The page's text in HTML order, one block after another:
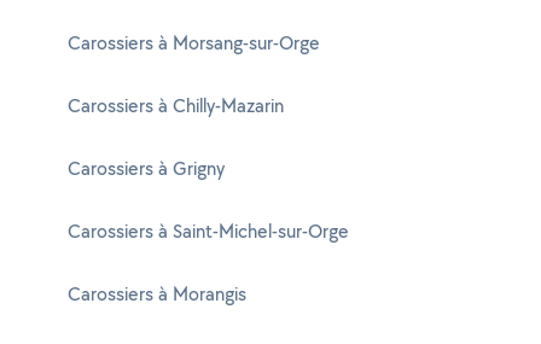
Carossiers à Morsang-sur-Orge
Carossiers à Chilly-Mazarin
Carossiers à Grigny
Carossiers à Saint-Michel-sur-Orge
Carossiers à Morangis